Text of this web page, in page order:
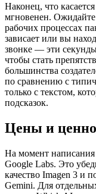
Наконец, что
мгновенен. Ожидайте
рабочих процессах
зависает или вы
звонке — эти
чтобы стать
большинства
по сравнению с
только с текстом,
подсказок.
Цены и
На момент написания
Google Labs. Это
качество Imagen 3 и
Gemini. Для